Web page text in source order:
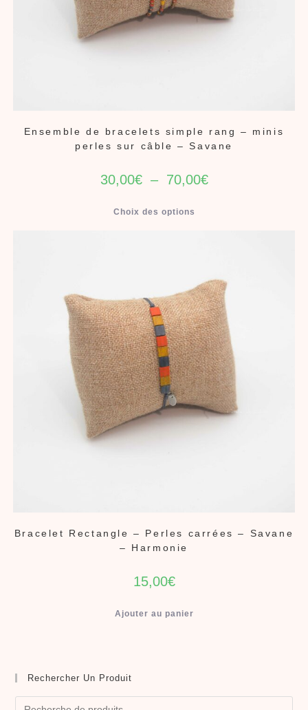
Ensemble de bracelets simple rang – minis
perles sur câble – Savane
30,00€ – 70,00€
Choix des options
Bracelet Rectangle – Perles carrées – Savane
– Harmonie
15,00€
Ajouter au panier
Rechercher Un Produit